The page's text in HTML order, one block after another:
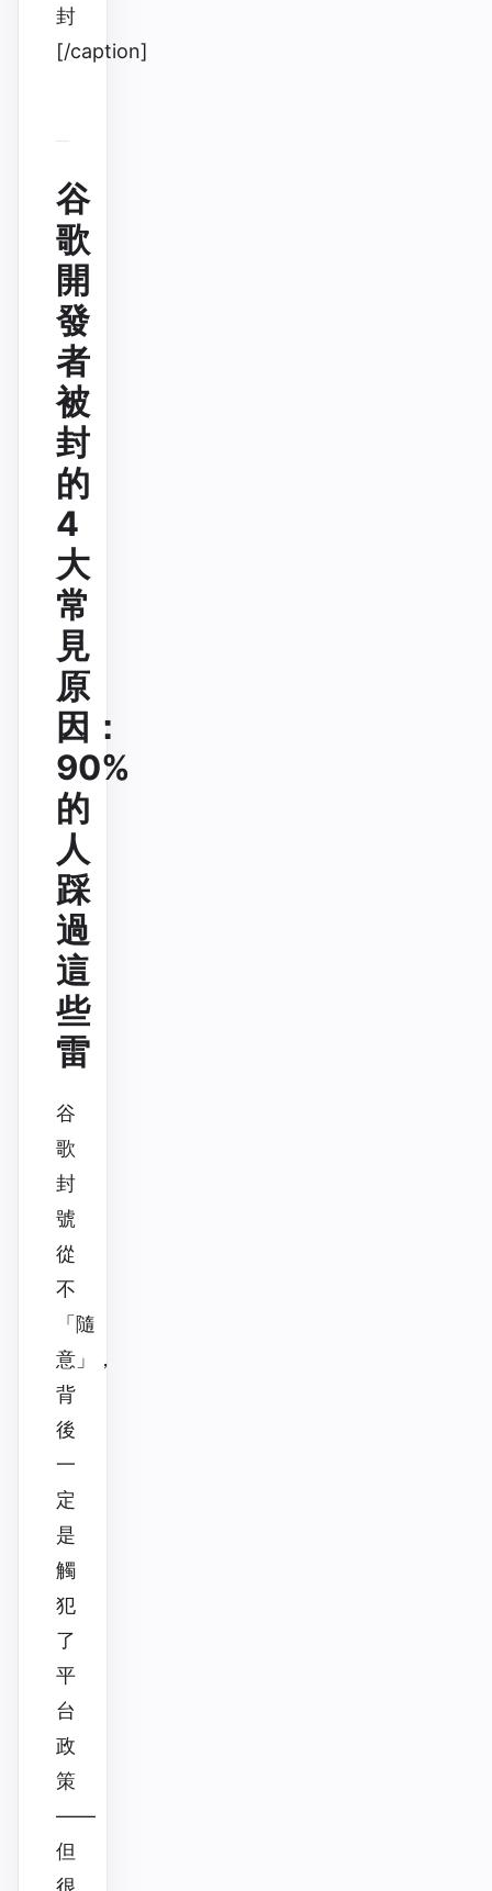
封
[/caption]
谷
歌
開
發
者
被
封
的
4
大
常
見
原
因：
90%
的
人
踩
過
這
些
雷
谷
歌
封
號
從
不
「隨
意」，
背
後
一
定
是
觸
犯
了
平
台
政
策
——
但
很